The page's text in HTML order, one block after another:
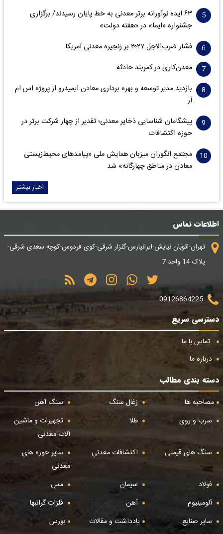
۶۳ ایده نوآورانه برتر معدنی به خط پایان رسیدند/ برگزاری
جشنواره «ایما» در «هفته دولت»
فشار ضرب‌الاجل ۲۰۲۷ بر زنجیره معدنی آمریکا
معدن‌کاری در کمربند حادثه
بازدید مدیر توسعه و بهره برداری معادن ایمیدرو از پروژه اس ام
آر
پیشگامان شناسایی ذخایر معدنی؛ تقدیر از چهار شرکت برتر در
حوزه اکتشافات‌
مجتمع انگوران میزبان همایش ملی «پیامدهای محیط‌زیستی
معادن در مناطق چهارگانه» شد
اخبار بیشتر
اطلاعات تماس
تهران-اتوبان نیایش-ایرانپارس-گلزار شرقی-کوی فردوس-کوچه سعدی شرقی-
پلاک 14 واحد 7
09126864225
دسترسی سریع
تماس با ما
درباره ما
دسته بندی مطالب
مصاحبه ها
زغال سنگ
سنگ آهن
سرب و روی
طلا
تجهیزات و ماشین
آلات معدنی
سنگ های قیمتی
اکتشافات معدنی
سایر حوزه های
معدنی
فولاد
سیمان
مس
آلومینیوم
آهن
فلزات گرانبها
سایر صنایع
یادداشت و مقالات بورس